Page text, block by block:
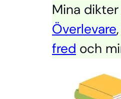
Mina dikter
Överlevare,
fred och